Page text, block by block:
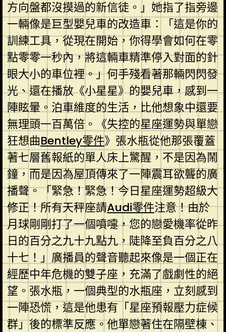
方向盤都沒摸過的新信徒。」她指了指旁邊
一輛像是巨型嬰兒車的改造車：「這是你的
訓練工具，從現在開始，你得學會如何在零
點零零一秒內，將這輛車精準停入對面的針
眼大小的車位裡。」何手殘看著那輛閃閃發
光、還在播放《小星星》的嬰兒車，感到一
陣眩暈。泊車維度的生活，比他想象中還要
無理頭一百萬倍。《失控的星座運勢與單戀
狂想曲Bentley零件》張水瓶從他那張覆蓋
著七層舊報紙的單人床上驚醒，不是因為鬧
鐘，而是因為屋頂傳來了一陣震耳欲聾的廣
播聲。「緊急！緊急！今日星座運勢超級大
修正！所有天秤座請Audi零件注意！由於
月球剛剛打了一個噴嚏，您的戀愛機率從昨
日的百分之九十九點九，陡降至負百分之八
十七！」廣播員的聲音聽起來像是一個正在
經歷中年危機的雙子座，充滿了戲劇性的絕
望。張水瓶，一個典型的水瓶座，立刻感到
一陣恐慌，這是他患有「星座預報壓力症候
群」後的標準反應。他單戀著住在隔壁棟、